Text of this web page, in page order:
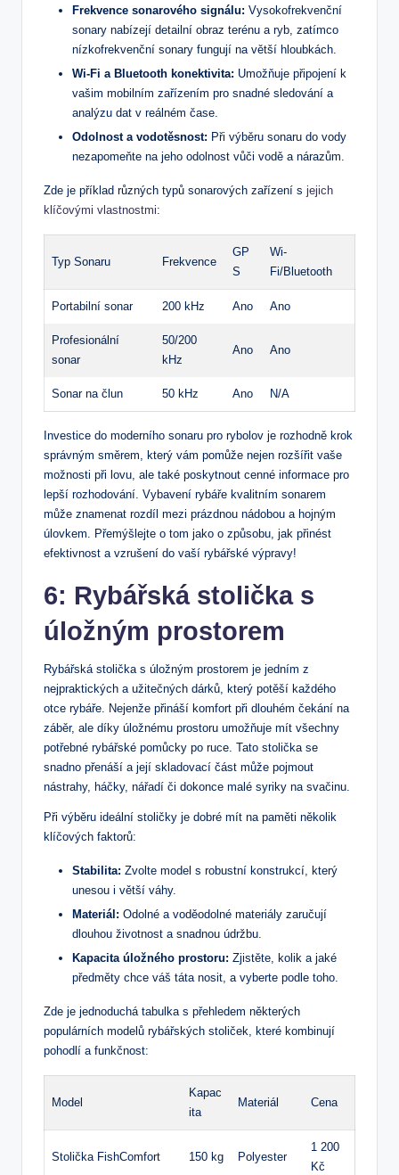
Frekvence sonarového signálu: Vysokofrekvenční
sonary nabízejí detailní obraz terénu a ryb, zatímco
nízkofrekvenční sonary fungují na větší hloubkách.
Wi-Fi a Bluetooth konektivita: Umožňuje připojení k
vašim mobilním zařízením pro snadné sledování a
analýzu dat v reálném čase.
Odolnost a vodotěsnost: Při výběru sonaru do vody
nezapomeňte na jeho odolnost vůči vodě a nárazům.
Zde je příklad různých typů sonarových zařízení s jejich
klíčovými vlastnostmi:
Typ Sonaru Frekvence
GP
S
Wi-
Fi/Bluetooth
Portabilní sonar 200 kHz Ano Ano
Profesionální
sonar
50/200
kHz
Ano Ano
Sonar na člun 50 kHz Ano N/A
Investice do moderního sonaru pro rybolov je rozhodně krok
správným směrem, který vám pomůže nejen rozšířit vaše
možnosti při lovu, ale také poskytnout cenné informace pro
lepší rozhodování. Vybavení rybáře kvalitním sonarem
může znamenat rozdíl mezi prázdnou nádobou a hojným
úlovkem. Přemýšlejte o tom jako o způsobu, jak přinést
efektivnost a vzrušení do vaší rybářské výpravy!
6: Rybářská stolička s
úložným prostorem
Rybářská stolička s úložným prostorem je jedním z
nejpraktických a užitečných dárků, který potěší každého
otce rybáře. Nejenže přináší komfort při dlouhém čekání na
záběr, ale díky úložnému prostoru umožňuje mít všechny
potřebné rybářské pomůcky po ruce. Tato stolička se
snadno přenáší a její skladovací část může pojmout
nástrahy, háčky, nářadí či dokonce malé syriky na svačinu.
Při výběru ideální stoličky je dobré mít na paměti několik
klíčových faktorů:
Stabilita: Zvolte model s robustní konstrukcí, který
unesou i větší váhy.
Materiál: Odolné a voděodolné materiály zaručují
dlouhou životnost a snadnou údržbu.
Kapacita úložného prostoru: Zjistěte, kolik a jaké
předměty chce váš táta nosit, a vyberte podle toho.
Zde je jednoduchá tabulka s přehledem některých
populárních modelů rybářských stoliček, které kombinují
pohodlí a funkčnost:
Model
Kapac
ita
Materiál Cena
Stolička FishComfort 150 kg Polyester
1 200
Kč